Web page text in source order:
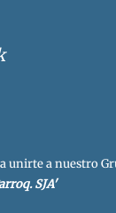
unirte a nuestro
SJA'